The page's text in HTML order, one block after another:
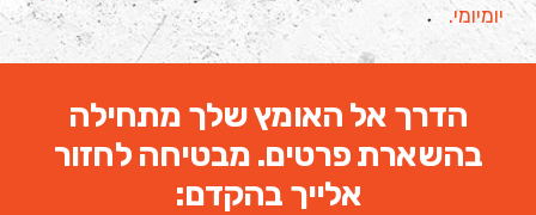
יומיומי.
הדרך אל האומץ שלך מתחילה
בהשארת פרטים. מבטיחה לחזור
אלייך בהקדם: